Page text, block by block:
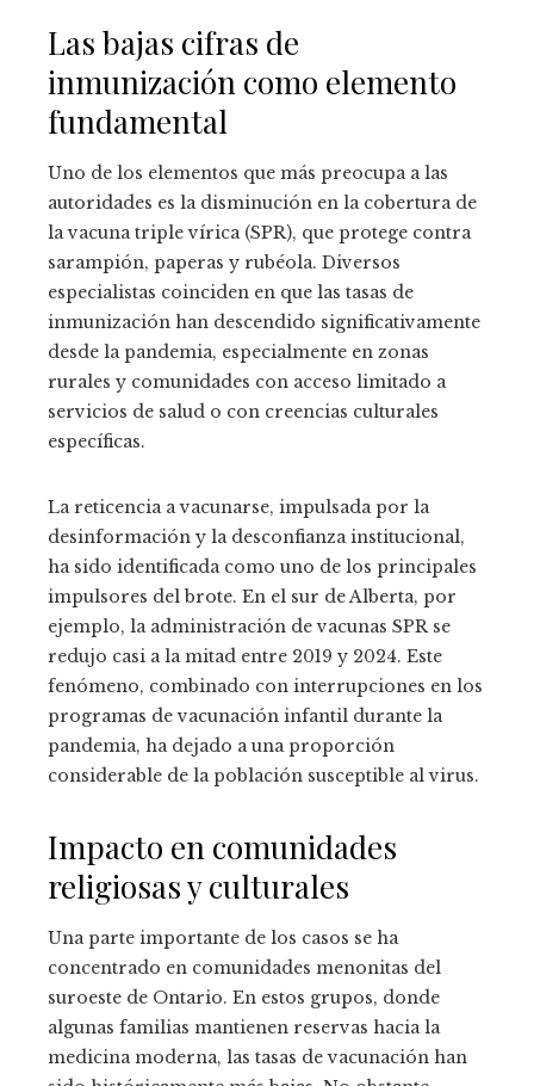
Las bajas cifras de
inmunización como elemento
fundamental
Uno de los elementos que más preocupa a las
autoridades es la disminución en la cobertura de
la vacuna triple vírica (SPR), que protege contra
sarampión, paperas y rubéola. Diversos
especialistas coinciden en que las tasas de
inmunización han descendido significativamente
desde la pandemia, especialmente en zonas
rurales y comunidades con acceso limitado a
servicios de salud o con creencias culturales
específicas.
La reticencia a vacunarse, impulsada por la
desinformación y la desconfianza institucional,
ha sido identificada como uno de los principales
impulsores del brote. En el sur de Alberta, por
ejemplo, la administración de vacunas SPR se
redujo casi a la mitad entre 2019 y 2024. Este
fenómeno, combinado con interrupciones en los
programas de vacunación infantil durante la
pandemia, ha dejado a una proporción
considerable de la población susceptible al virus.
Impacto en comunidades
religiosas y culturales
Una parte importante de los casos se ha
concentrado en comunidades menonitas del
suroeste de Ontario. En estos grupos, donde
algunas familias mantienen reservas hacia la
medicina moderna, las tasas de vacunación han